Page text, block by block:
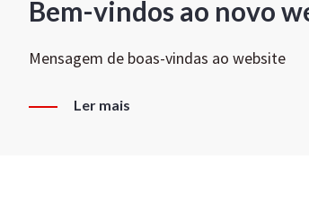
Bem-vindos ao novo
Mensagem de boas-vindas ao website
Ler mais